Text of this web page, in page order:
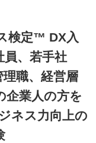
検定™ DX入
員、若手社
理職、経営層
企業人の方を
ネス力向上の